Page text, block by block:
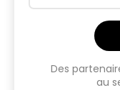
Des
au